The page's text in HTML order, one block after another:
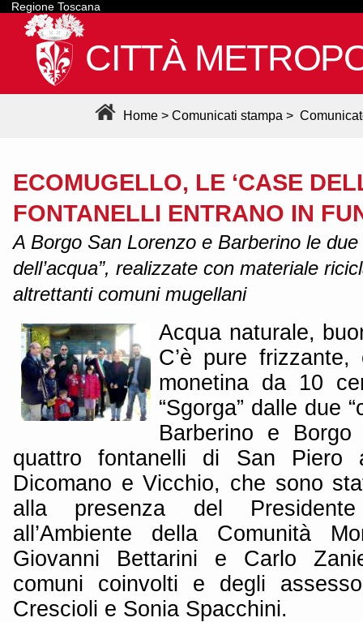
Regione Toscana
CITTÀ
Home > Comunicati stampa >
ECOMUGELLO, LE ‘CASE
FONTANELLI ENTRANO IN
A Borgo San Lorenzo e Barberino le due
dell’acqua”, realizzate con materiale
altrettanti comuni mugellani
Acqua naturale,
C’è pure
monetina da 10
“Sgorga” dalle due
Barberino e
quattro fontanelli di San Piero
Dicomano e Vicchio, che sono
alla presenza del
all’Ambiente della Comunità
Giovanni Bettarini e Carlo
comuni coinvolti e degli
Crescioli e Sonia Spacchini.